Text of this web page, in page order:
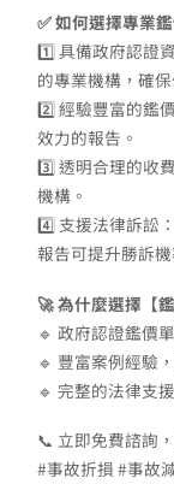
✅ 如何選擇專業
1️⃣ 具備政府認證
的專業機構，確保
2️⃣ 經驗豐富的鑑
效力的報告。
3️⃣ 透明合理的收
機構。
4️⃣ 支援法律訴訟
報告可提升勝訴機
🚀 為什麼選擇【
🔹 政府認證鑑價
🔹 豐富案例經驗
🔹 完整的法律支
📞 立即免費諮詢
#事故折損 #事故